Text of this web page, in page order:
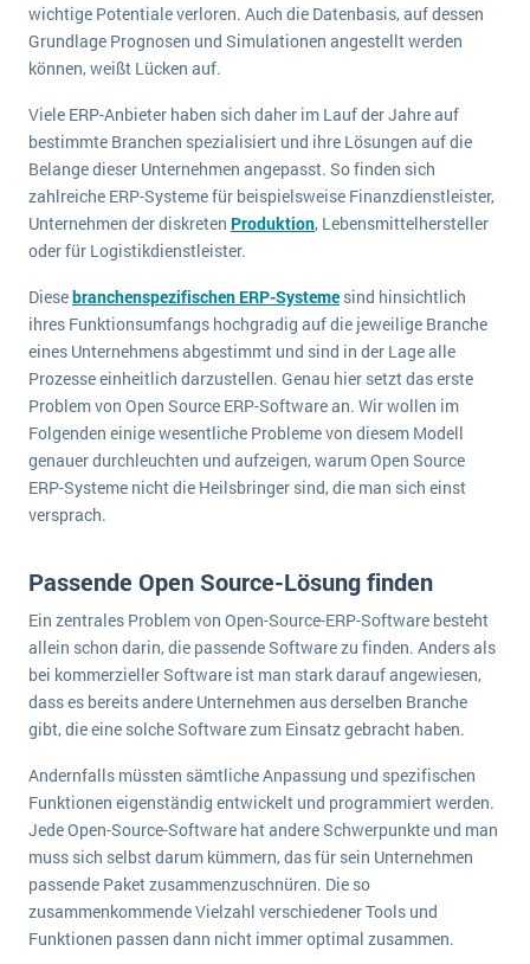
wichtige Potentiale verloren. Auch die Datenbasis, auf dessen
Grundlage Prognosen und Simulationen angestellt werden
können, weißt Lücken auf.
Viele ERP-Anbieter haben sich daher im Lauf der Jahre auf
bestimmte Branchen spezialisiert und ihre Lösungen auf die
Belange dieser Unternehmen angepasst. So finden sich
zahlreiche ERP-Systeme für beispielsweise Finanzdienstleister,
Unternehmen der diskreten Produktion, Lebensmittelhersteller
oder für Logistikdienstleister.
Diesebranchenspezifischen ERP-Systeme sind hinsichtlich
ihres Funktionsumfangs hochgradig auf die jeweilige Branche
eines Unternehmens abgestimmt und sind in der Lage alle
Prozesse einheitlich darzustellen. Genau hier setzt das erste
Problem von Open Source ERP-Software an. Wir wollen im
Folgenden einige wesentliche Probleme von diesem Modell
genauer durchleuchten und aufzeigen, warum Open Source
ERP-Systeme nicht die Heilsbringer sind, die man sich einst
versprach.
Passende Open Source-Lösung finden
Ein zentrales Problem von Open-Source-ERP-Software besteht
allein schon darin, die passende Software zu finden. Anders als
bei kommerzieller Software ist man stark darauf angewiesen,
dass es bereits andere Unternehmen aus derselben Branche
gibt, die eine solche Software zum Einsatz gebracht haben.
Andernfalls müssten sämtliche Anpassung und spezifischen
Funktionen eigenständig entwickelt und programmiert werden.
Jede Open-Source-Software hat andere Schwerpunkte und man
muss sich selbst darum kümmern, das für sein Unternehmen
passende Paket zusammenzuschnüren. Die so
zusammenkommende Vielzahl verschiedener Tools und
Funktionen passen dann nicht immer optimal zusammen.